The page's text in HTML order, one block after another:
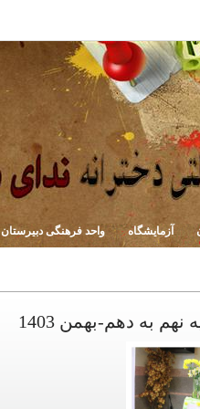
آزمایشگاه واحد فرهنگی دبیرستان
به دهم-بهمن 1403